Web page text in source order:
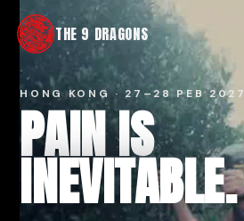
THE 9 DRAGONS
HONG KONG · 27–28 PEB 2027
PAIN IS
INEVITABLE.